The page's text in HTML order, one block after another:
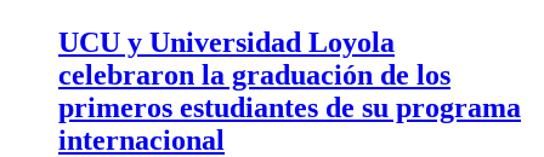
UCU y Universidad Loyola
celebraron la graduación de los
primeros estudiantes de su programa
internacional